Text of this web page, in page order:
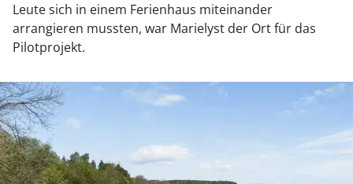
Leute sich in einem Ferienhaus miteinander
arrangieren mussten, war Marielyst der Ort für das
Pilotprojekt.